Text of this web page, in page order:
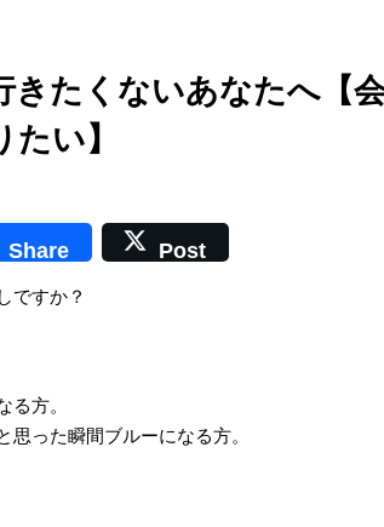
きたくないあなたへ【
い】
Share Post
ですか？
る方。
った瞬間ブルーになる方。